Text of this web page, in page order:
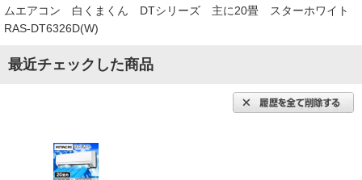
ムエアコン 白くまくん DTシリーズ 主に20畳 スターホワイト
RAS-DT6326D(W)
最近チェックした商品